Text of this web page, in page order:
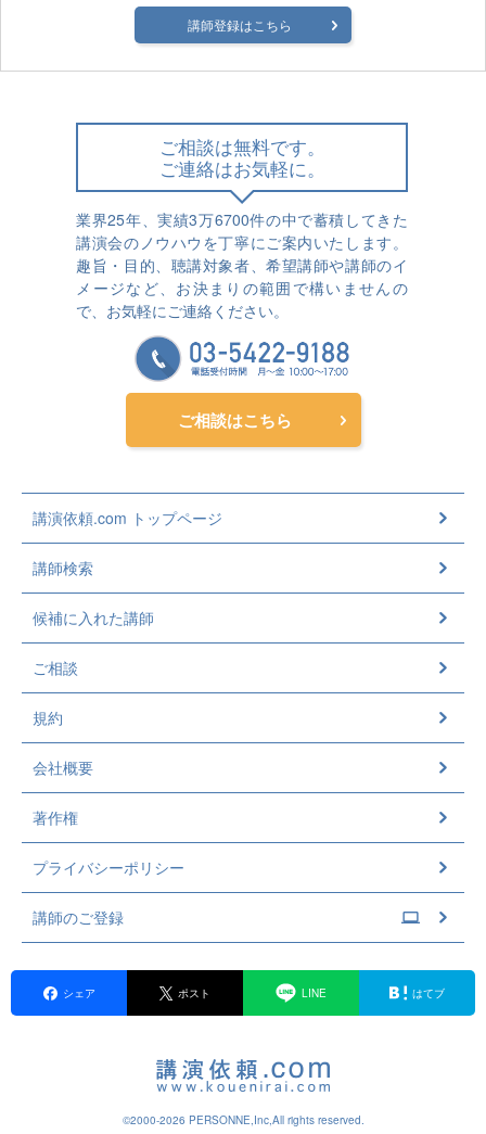
講師登録はこちら
ご相談は無料です。
ご連絡はお気軽に。
業界25年、実績3万6700件の中で蓄積してきた
講演会のノウハウを丁寧にご案内いたします。
趣旨・目的、聴講対象者、希望講師や講師のイ
メージなど、お決まりの範囲で構いませんの
で、お気軽にご連絡ください。
ご相談はこちら
講演依頼.com トップページ
講師検索
候補に入れた講師
ご相談
規約
会社概要
著作権
プライバシーポリシー
講師のご登録
シェア ポスト LINE はてブ
©2000-2026 PERSONNE,Inc,All rights reserved.